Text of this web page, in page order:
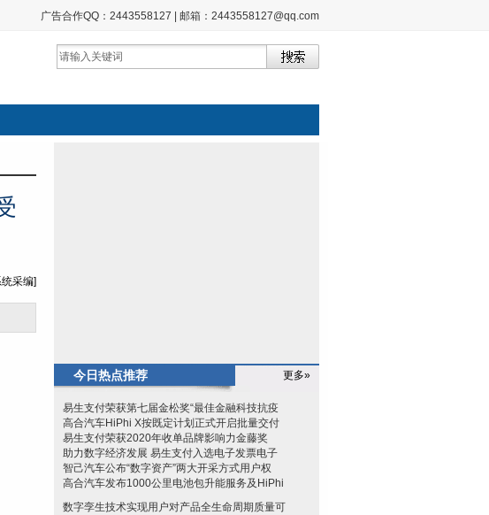
广告合作QQ：2443558127 | 邮箱：2443558127@qq.com
采编]
今日热点推荐
更多»
易生支付荣获第七届金松奖“最佳金融科技抗疫
高合汽车HiPhi X按既定计划正式开启批量交付
易生支付荣获2020年收单品牌影响力金藤奖
助力数字经济发展 易生支付入选电子发票电子
智己汽车公布“数字资产”两大开采方式用户权
高合汽车发布1000公里电池包升能服务及HiPhi
数字孪生技术实现用户对产品全生命周期质量可